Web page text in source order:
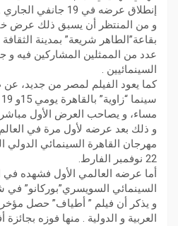
إنطلاق عرضه في 19 جانفي الجاري .
و من المنتظر أن يسبق ذلك عرض
بقاعة”الطاهر شريعة” بمدينة
عدد من الممثلين المشاركين فيه و
السينمائيين .
كما يعود الفيلم لمصر من جديد،
مساء، و يصاحب العرض الأول
مهرجان القاهرة السينمائي الدولي
22 نوفمبر الفارط.
السينمائي السويسري”بوركانو”
و يذكر أن فيلم ” أطياف” حصل
العربية و الدولية . منها فوزه